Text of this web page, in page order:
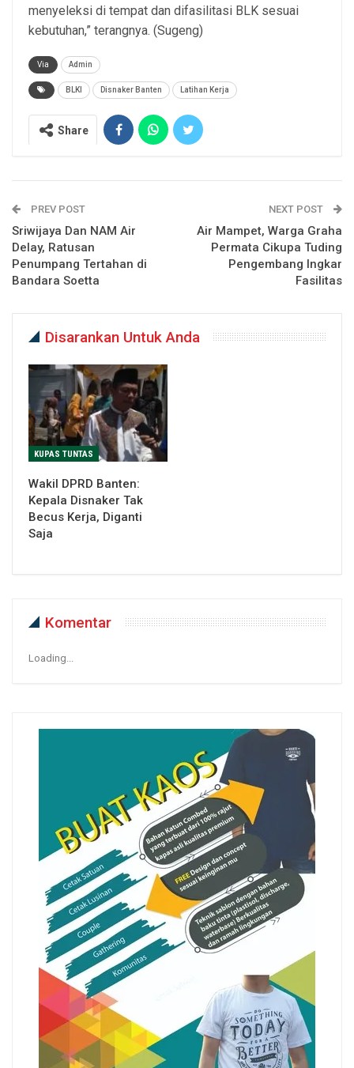
menyeleksi di tempat dan difasilitasi BLK sesuai
kebutuhan,” terangnya. (Sugeng)
Via Admin
BLKI Disnaker Banten Latihan Kerja
Share
PREV POST
Sriwijaya Dan NAM Air
Delay, Ratusan
Penumpang Tertahan di
Bandara Soetta
NEXT POST
Air Mampet, Warga Graha
Permata Cikupa Tuding
Pengembang Ingkar
Fasilitas
Disarankan Untuk Anda
KUPAS TUNTAS
Wakil DPRD Banten:
Kepala Disnaker Tak
Becus Kerja, Diganti
Saja
Komentar
Loading...